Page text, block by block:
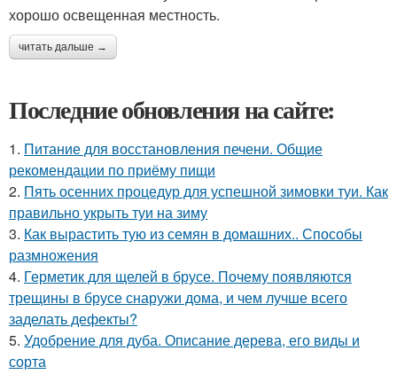
хорошо освещенная местность.
читать дальше →
Последние обновления на сайте:
1. Питание для восстановления печени. Общие
рекомендации по приёму пищи
2. Пять осенних процедур для успешной зимовки туи. Как
правильно укрыть туи на зиму
3. Как вырастить тую из семян в домашних.. Способы
размножения
4. Герметик для щелей в брусе. Почему появляются
трещины в брусе снаружи дома, и чем лучше всего
заделать дефекты?
5. Удобрение для дуба. Описание дерева, его виды и
сорта